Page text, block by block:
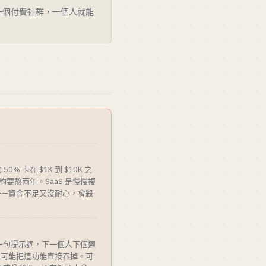
付費社群，一個人就能
50% 卡在 $1K 到 $10K 之
要熬兩年。SaaS 是慢慢複
資金不足又沒耐心，會殺
提示詞，下一個人下個週
能把這功能直接吞掉。可